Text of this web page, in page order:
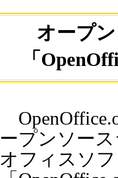
オープ
「
ープンソー
オフィスソ